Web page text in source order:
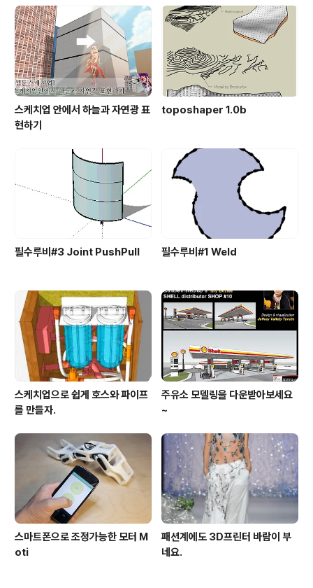
y의 기본 기능을 변경시키므로 사용하면 안됩니다.되도록
이면 설치하지 말기를 권하고, 만약 설치했다면 제거하길
권하고 있습니다.제거해야 할 파일은 MatchboxPlugin.r
b, MatchboxPlugin/ 폴더..
스케치업 안에서 하늘과 자연광 표
현하기
toposhaper 1.0b
필수루비#3 Joint PushPull 필수루비#1 Weld
스케치업으로 쉽게 호스와 파이프
를 만들자.
주유소 모델링을 다운받아보세요
~
스마트폰으로 조정가능한 모터 M
oti
패션계에도 3D프린터 바람이 부
네요.